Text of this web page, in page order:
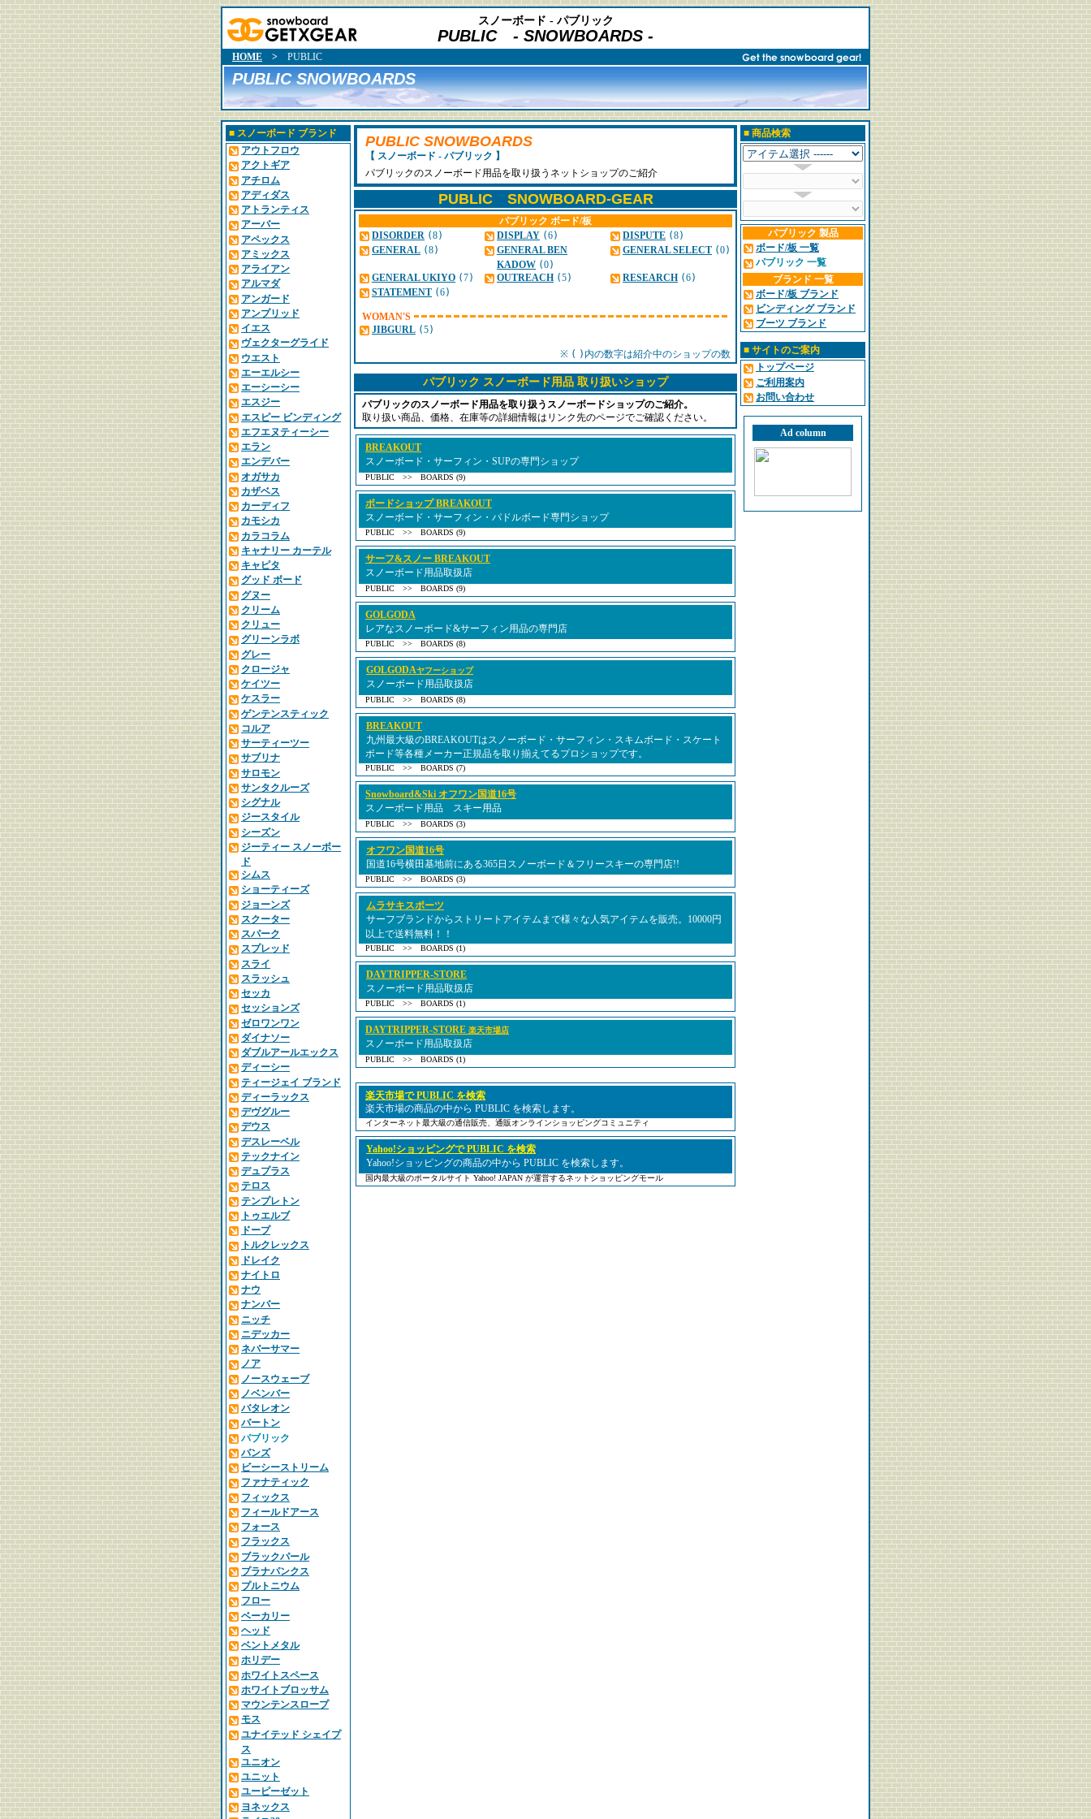
スノーボード - パブリック
PUBLIC - SNOWBOARDS -
HOME > PUBLIC
PUBLIC SNOWBOARDS
■ スノーボード ブランド
アウトフロウ
アクトギア
アチロム
アディダス
アトランティス
アーバー
アペックス
アミックス
アライアン
アルマダ
アンガード
アンプリッド
イエス
ヴェクターグライド
ウエスト
エーエルシー
エーシーシー
エスジー
エスピー ビンディング
エフエヌティーシー
エラン
エンデバー
オガサカ
カザベス
カーディフ
カモシカ
カラコラム
キャナリー カーテル
キャピタ
グッド ボード
グヌー
クリーム
クリュー
グリーンラボ
グレー
クロージャ
ケイツー
ケスラー
ゲンテンスティック
コルア
サーティーツー
サブリナ
サロモン
サンタクルーズ
シグナル
ジースタイル
シーズン
ジーティー スノーボー
ド
シムス
ショーティーズ
ジョーンズ
スクーター
スパーク
スプレッド
スライ
スラッシュ
セッカ
セッションズ
ゼロワンワン
ダイナソー
ダブルアールエックス
ディーシー
ティージェイ ブランド
ディーラックス
デヴグルー
デウス
デスレーベル
テックナイン
デュプラス
テロス
テンプレトン
トゥエルブ
ドープ
トルクレックス
ドレイク
ナイトロ
ナウ
ナンバー
ニッチ
ニデッカー
ネバーサマー
ノア
ノースウェーブ
ノベンバー
バタレオン
バートン
パブリック
バンズ
ビーシーストリーム
ファナティック
フィックス
フィールドアース
フォース
フラックス
ブラックパール
プラナパンクス
プルトニウム
フロー
ベーカリー
ヘッド
ベントメタル
ホリデー
ホワイトスペース
ホワイトブロッサム
マウンテンスロープ
モス
ユナイテッド シェイプ
ス
ユニオン
ユニット
ユーピーゼット
ヨネックス
PUBLIC SNOWBOARDS
【 スノーボード - パブリック 】
パブリックのスノーボード用品を取り扱うネットショップのご紹介
PUBLIC SNOWBOARD-GEAR
パブリック ボード/板
DISORDER (8) DISPLAY (6) DISPUTE (8)
GENERAL (8)
GENERAL BEN
KADOW (0)
GENERAL SELECT (0)
GENERAL UKIYO (7) OUTREACH (5) RESEARCH (6)
STATEMENT (6)
WOMAN'S
JIBGURL (5)
※ ( ) 内の数字は紹介中のショップの数
パブリック スノーボード用品 取り扱いショップ
パブリックのスノーボード用品を取り扱うスノーボードショップのご紹介。
取り扱い商品、価格、在庫等の詳細情報はリンク先のページでご確認ください。
BREAKOUT
スノーボード・サーフィン・SUPの専門ショップ
PUBLIC >> BOARDS (9)
ボードショップ BREAKOUT
スノーボード・サーフィン・パドルボード専門ショップ
PUBLIC >> BOARDS (9)
サーフ&スノー BREAKOUT
スノーボード用品取扱店
PUBLIC >> BOARDS (9)
GOLGODA
レアなスノーボード&サーフィン用品の専門店
PUBLIC >> BOARDS (8)
GOLGODAヤフーショップ
スノーボード用品取扱店
PUBLIC >> BOARDS (8)
BREAKOUT
九州最大級のBREAKOUTはスノーボード・サーフィン・スキムボード・スケート
ボード等各種メーカー正規品を取り揃えてるプロショップです。
PUBLIC >> BOARDS (7)
Snowboard&Ski オフワン国道16号
スノーボード用品 スキー用品
PUBLIC >> BOARDS (3)
オフワン国道16号
国道16号横田基地前にある365日スノーボード＆フリースキーの専門店!!
PUBLIC >> BOARDS (3)
ムラサキスポーツ
サーフブランドからストリートアイテムまで様々な人気アイテムを販売。10000円
以上で送料無料！！
PUBLIC >> BOARDS (1)
DAYTRIPPER-STORE
スノーボード用品取扱店
PUBLIC >> BOARDS (1)
DAYTRIPPER-STORE 楽天市場店
スノーボード用品取扱店
PUBLIC >> BOARDS (1)
楽天市場で PUBLIC を検索
楽天市場の商品の中から PUBLIC を検索します。
インターネット最大級の通信販売、通販オンラインショッピングコミュニティ
Yahoo!ショッピングで PUBLIC を検索
Yahoo!ショッピングの商品の中から PUBLIC を検索します。
国内最大級のポータルサイト Yahoo! JAPAN が運営するネットショッピングモール
■ 商品検索
パブリック 製品
ボード/板 一覧
パブリック 一覧
ブランド 一覧
ボード/板 ブランド
ビンディング ブランド
ブーツ ブランド
■ サイトのご案内
トップページ
ご利用案内
お問い合わせ
Ad column